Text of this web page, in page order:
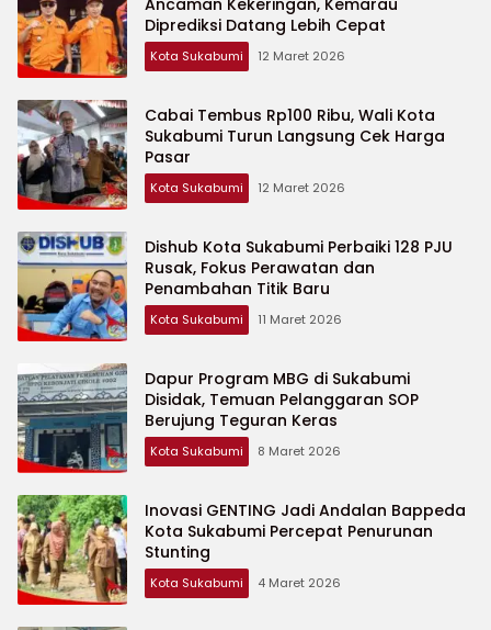
Ancaman Kekeringan, Kemarau
Diprediksi Datang Lebih Cepat
Kota Sukabumi 12 Maret 2026
Cabai Tembus Rp100 Ribu, Wali Kota
Sukabumi Turun Langsung Cek Harga
Pasar
Kota Sukabumi 12 Maret 2026
Dishub Kota Sukabumi Perbaiki 128 PJU
Rusak, Fokus Perawatan dan
Penambahan Titik Baru
Kota Sukabumi 11 Maret 2026
Dapur Program MBG di Sukabumi
Disidak, Temuan Pelanggaran SOP
Berujung Teguran Keras
Kota Sukabumi 8 Maret 2026
Inovasi GENTING Jadi Andalan Bappeda
Kota Sukabumi Percepat Penurunan
Stunting
Kota Sukabumi 4 Maret 2026